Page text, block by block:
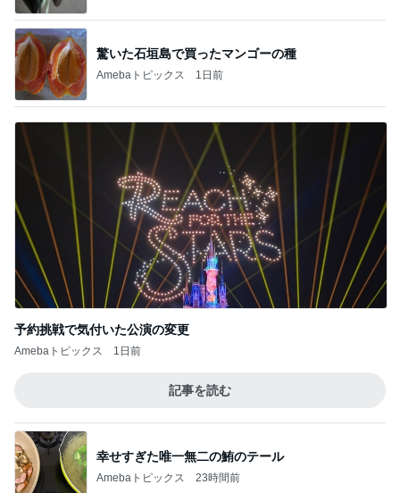
驚いた石垣島で買ったマンゴーの種
Amebaトピックス 1日前
予約挑戦で気付いた公演の変更
Amebaトピックス 1日前
記事を読む
幸せすぎた唯一無二の鮪のテール
Amebaトピックス 23時間前